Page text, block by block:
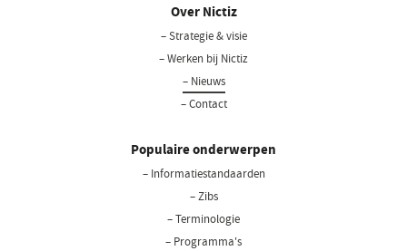
Over Nictiz
– Strategie & visie
– Werken bij Nictiz
– Nieuws
– Contact
Populaire onderwerpen
– Informatiestandaarden
– Zibs
– Terminologie
– Programma's